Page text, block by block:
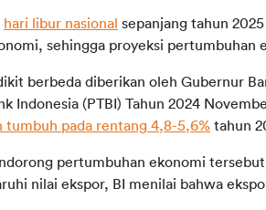
hari libur nasional sepanjang tahun
sehingga proyeksi pertumbuhan
berbeda diberikan oleh Gubernur
Indonesia (PTBI) Tahun 2024
tumbuh pada rentang 4,8-5,6% tahun
pertumbuhan ekonomi
nilai ekspor, BI menilai bahwa